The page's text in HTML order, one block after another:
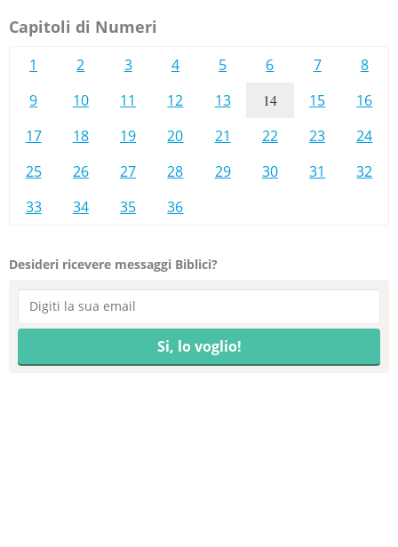
Capitoli di Numeri
1 2 3 4 5 6 7
8
9
10 11 12 13 14 15
16
17
18 19 20 21 22 23
24
25
26 27 28 29 30 31
32
33
34 35 36
Desideri ricevere messaggi Biblici?